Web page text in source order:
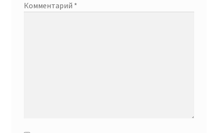
Комментарий *